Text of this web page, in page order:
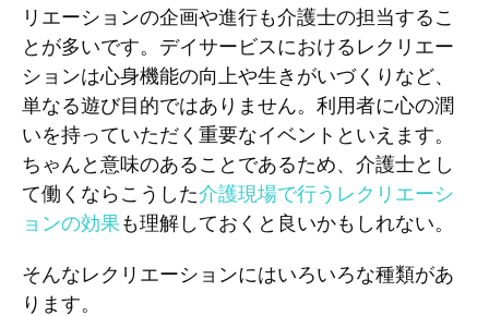
リエーションの企画や進行も介護士の担当するこ
とが多いです。デイサービスにおけるレクリエー
ションは心身機能の向上や生きがいづくりなど、
単なる遊び目的ではありません。利用者に心の潤
いを持っていただく重要なイベントといえます。
ちゃんと意味のあることであるため、介護士とし
て働くならこうした介護現場で行うレクリエーシ
ョンの効果も理解しておくと良いかもしれない。
そんなレクリエーションにはいろいろな種類があ
ります。